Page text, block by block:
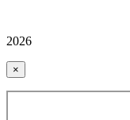
2026
×